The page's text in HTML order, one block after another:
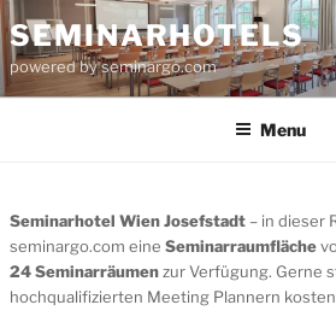
Skip
to
content
SEMINARHOTELS
powered by seminargo.com
Menu
Seminarhotel Wien Josefstadt – in dieser
seminargo.com eine Seminarraumfläche
24 Seminarräumenzur Verfügung. Gerne
hochqualifizierten Meeting Plannern